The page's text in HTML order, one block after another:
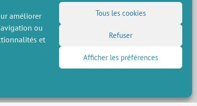
améliorer
ou
et
Tous les cookies
Refuser
Afficher les préférences
NOUS SUIVRE
Flux RSS
Réseaux sociaux